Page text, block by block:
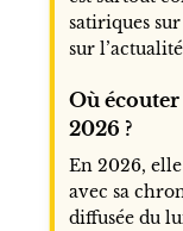
satiriques
sur
Où
2026 ?
En 2026,
avec sa
diffusée du